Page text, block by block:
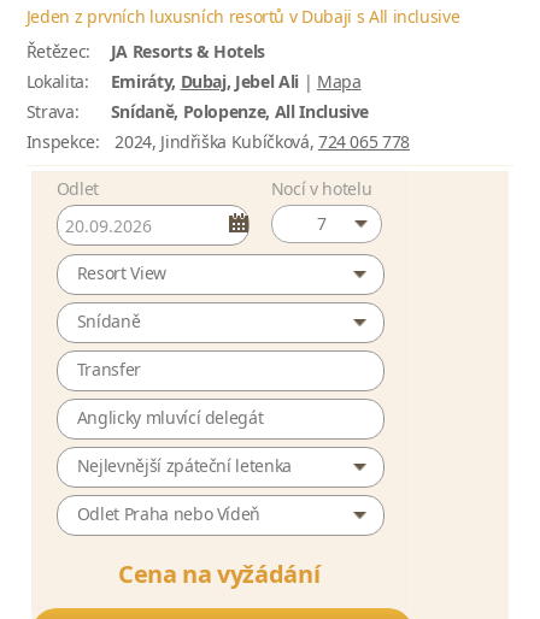
Jeden z prvních luxusních resortů v Dubaji s All inclusive
Řetězec:
JA Resorts & Hotels
Lokalita:
Emiráty, Dubaj, Jebel Ali| Mapa
Strava:
Snídaně, Polopenze, All Inclusive
Inspekce:
2024, Jindřiška Kubíčková, 724 065 778
Odlet
Nocí v hotelu
7
Resort View
Snídaně
Transfer
Anglicky mluvící delegát
Nejlevnější zpáteční letenka
Odlet Praha nebo Vídeň
Cena na vyžádání